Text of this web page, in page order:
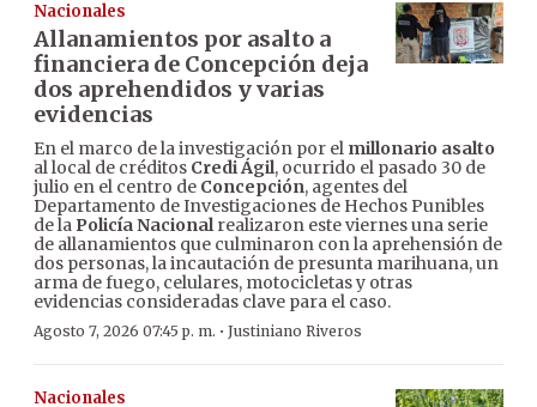
Nacionales
Allanamientos por asalto a
financiera de Concepción deja
dos aprehendidos y varias
evidencias
En el marco de la investigación por el millonario asalto
al local de créditos Credi Ágil, ocurrido el pasado 30 de
julio en el centro de Concepción, agentes del
Departamento de Investigaciones de Hechos Punibles
de la Policía Nacionalrealizaron este viernes una serie
de allanamientos que culminaron con la aprehensión de
dos personas, la incautación de presunta marihuana, un
arma de fuego, celulares, motocicletas y otras
evidencias consideradas clave para el caso.
Agosto 7, 2026 07:45 p. m. · Justiniano Riveros
Nacionales